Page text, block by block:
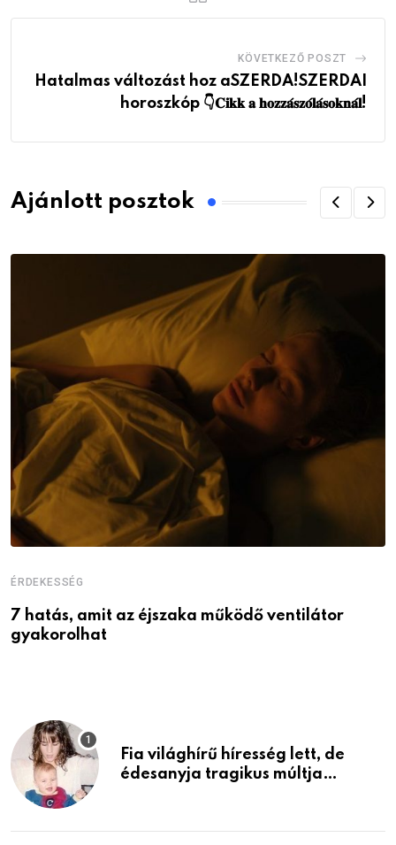
KÖVETKEZŐ POSZT
Hatalmas változást hoz aSZERDA!SZERDAI
horoszkóp 👇𝐂𝐢𝐤𝐤 𝐚 𝐡𝐨𝐳𝐳𝐚́𝐬𝐳𝐨́𝐥𝐚́𝐬𝐨𝐤𝐧𝐚́𝐥!
Ajánlott posztok
ÉRDEKESSÉG
7 hatás, amit az éjszaka működő ventilátor
gyakorolhat
Fia világhírű híresség lett, de
édesanyja tragikus múltja